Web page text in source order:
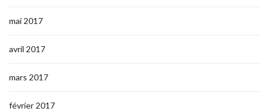
mai 2017
avril 2017
mars 2017
février 2017